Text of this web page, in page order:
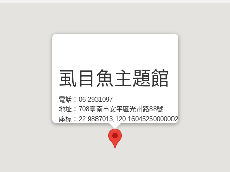
虱目魚主題館
電話：06-2931097
地址：708臺南市安平區光州路88號
座標：22.9887013,120.16045250000002